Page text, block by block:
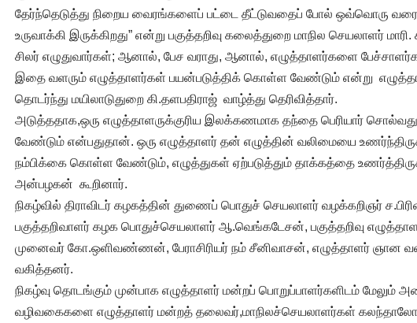
தேர்ந்தெடுத்து நிறைய வைரங்களைப் பட்டை தீட்டுவதைப் போல் ஒவ்வொரு
உருவாக்கி இருக்கிறது” என்று பகுத்தறிவு கலைத்துறை மாநில செயலாளர்
சிலர் எழுதுவார்கள்; ஆனால், பேச வராது, ஆனால், எழுத்தாளர்களை
இதை வளரும் எழுத்தாளர்கள் பயன்படுத்திக் கொள்ள வேண்டும் என்று
தொடர்ந்து மயிலாடுதுறை கி.தளபதிராஜ் வாழ்த்து தெரிவித்தார்.
அடுத்ததாக,ஒரு எழுத்தாளருக்குரிய இலக்கணமாக தந்தை பெரியார்
வேண்டும் என்பதுதான். ஒரு எழுத்தாளர் தன் எழுத்தின் வலிமையை
நம்பிக்கை கொள்ள வேண்டும், எழுத்துகள் ஏற்படுத்தும் தாக்கத்தை
அன்பழகன் கூறினார்.
நிகழ்வில் திராவிடர் கழகத்தின் துணைப் பொதுச் செயலாளர் வழக்கறிஞர்
பகுத்தறிவாளர் கழக பொதுச்செயலாளர் ஆ.வெங்கடேசன், பகுத்தறிவு
முனைவர் கோ.ஒளிவண்ணன், பேராசிரியர் நம் சீனிவாசன், எழுத்தாளர் ஞான
வகித்தனர்.
நிகழ்வு தொடங்கும் முன்பாக எழுத்தாளர் மன்றப் பொறுப்பாளர்களிடம் மேலும்
வழிவகைகளை எழுத்தாளர் மன்றத் தலைவர்,மாநிலச்செயலாளர்கள்